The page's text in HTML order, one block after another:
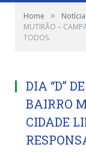
Home »
MUTIRÃO –
TODOS.
DIA “D”
BAIRRO
CIDADE